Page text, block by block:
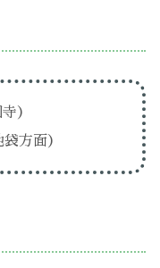
）
方面）